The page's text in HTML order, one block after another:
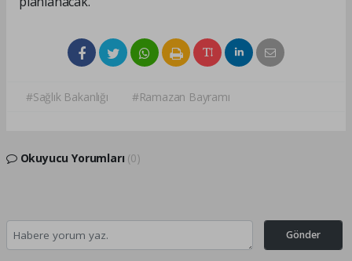
#Sağlık Bakanlığı #Ramazan Bayramı
Okuyucu Yorumları (0)
Gönder